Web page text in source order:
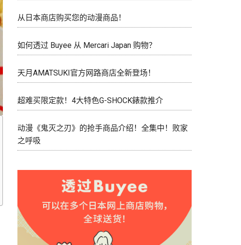
从日本商店购买您的动漫商品！
如何透过 Buyee 从 Mercari Japan 购物？
天月AMATSUKI官方网路商店全新登场！
超难买限定款！4大特色G-SHOCK錶款推介
动漫《鬼灭之刃》的抢手商品介绍！全集中！败家
之呼吸